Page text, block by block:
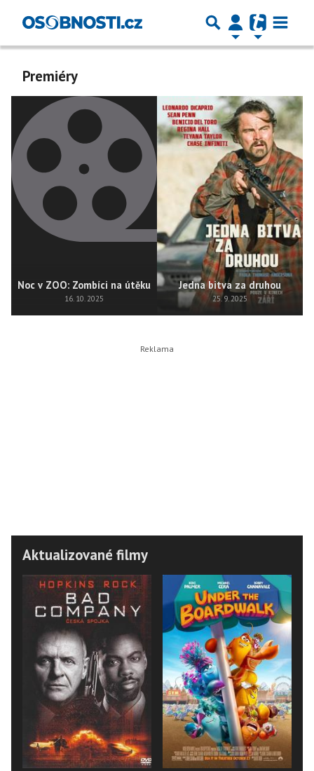
Premiéry
Noc v ZOO: Zombíci na útěku
16. 10. 2025
Jedna bitva za druhou
25. 9. 2025
Aktualizované filmy